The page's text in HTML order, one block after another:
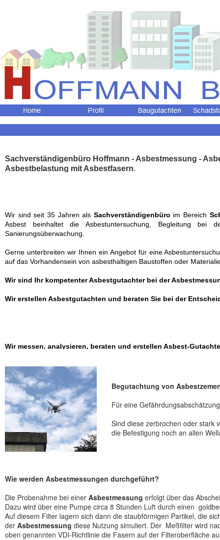
Sachverständigenbüro Hoffmann - Asbestmessung -
Asbestbelastung mit Asbestfasern.
Wir sind seit 35 Jahren als Sachverständigenbüro im Bereich
Asbest beinhaltet die Asbestuntersuchung, Begleitung
Sanierungsüberwachung.
Gerne unterbreiten wir Ihnen ein Angebot für eine
auf das Vorhandensein von asbesthaltigen Baustoffen oder
Wir sind Ihr kompetenter Asbestgutachter bei der
Wir erstellen Asbestgutachten und beraten Sie bei der
Wir messen, analysieren, beraten und erstellen Asbest-
Begutachtung von
Für eine
Sind diese zerbrochen oder stark
die Befestigung noch an allen
Wie werden Asbestmessungen durchgeführt?
Die Probenahme bei einer Asbestmessung erfolgt über das
Dazu wird über eine Pumpe circa 8 Stunden Luft durch einen
Auf diesem Filter lagern sich dann die staubförmigen Partikel, die
der Asbestmessung diese Nutzung simuliert. Der Meßfilter wird
oben genannten VDI-Richtlinie die Fasern auf der Filteroberfläche